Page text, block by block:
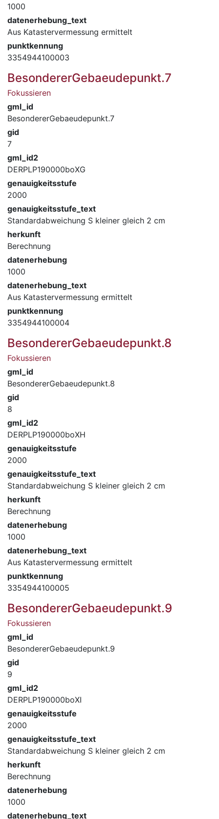
1000
datenerhebung_text
Aus Katastervermessung ermittelt
punktkennung
3354944100003
BesondererGebaeudepunkt.7
Fokussieren
gml_id
BesondererGebaeudepunkt.7
gid
7
gml_id2
DERPLP190000boXG
genauigkeitsstufe
2000
genauigkeitsstufe_text
Standardabweichung S kleiner gleich 2 cm
herkunft
Berechnung
datenerhebung
1000
datenerhebung_text
Aus Katastervermessung ermittelt
punktkennung
3354944100004
BesondererGebaeudepunkt.8
Fokussieren
gml_id
BesondererGebaeudepunkt.8
gid
8
gml_id2
DERPLP190000boXH
genauigkeitsstufe
2000
genauigkeitsstufe_text
Standardabweichung S kleiner gleich 2 cm
herkunft
Berechnung
datenerhebung
1000
datenerhebung_text
Aus Katastervermessung ermittelt
punktkennung
3354944100005
BesondererGebaeudepunkt.9
Fokussieren
gml_id
BesondererGebaeudepunkt.9
gid
9
gml_id2
DERPLP190000boXI
genauigkeitsstufe
2000
genauigkeitsstufe_text
Standardabweichung S kleiner gleich 2 cm
herkunft
Berechnung
datenerhebung
1000
datenerhebung_text